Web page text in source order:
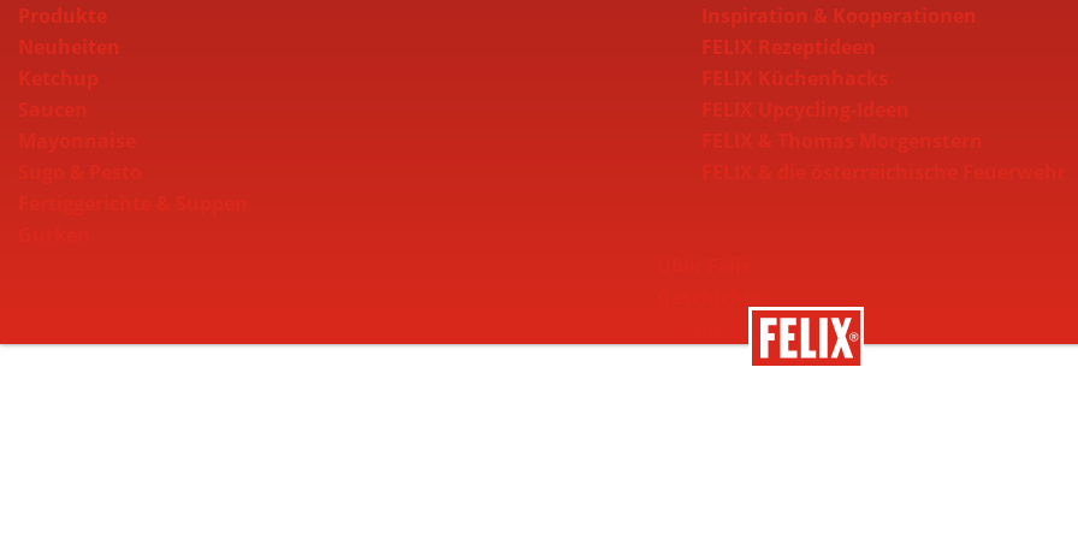
Produkte
Neuheiten
Ketchup
Saucen
Inspiration & Kooperationen
FELIX Rezeptideen
FELIX Küchenhacks
FELIX Upcycling-Ideen
Nachhaltigkeit